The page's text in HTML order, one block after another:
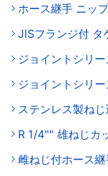
ホース継手 ニッ
JISフランジ付 タ
ジョイントシリ
ジョイントシリ
ステンレス製ね
R 1/4"" 雄ねじカ
雌ねじ付ホース継